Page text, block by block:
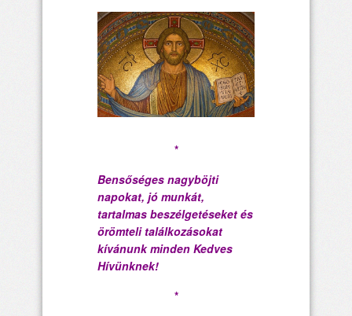
*
Bensőséges nagyböjti
napokat, jó munkát,
tartalmas beszélgetéseket és
örömteli találkozásokat
kívánunk minden Kedves
Hívünknek!
*